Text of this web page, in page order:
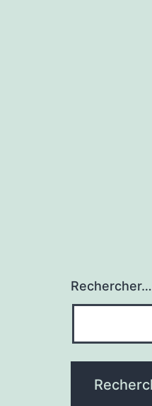
Rechercher…